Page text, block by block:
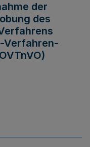
der
des
Verfahren-